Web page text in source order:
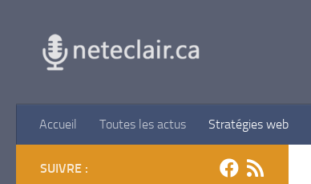
Accueil Toutes les actus Stratégies web
SUIVRE :